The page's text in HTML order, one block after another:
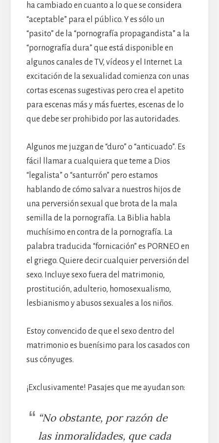
ha cambiado en cuanto a lo que se considera
“aceptable” para el público. Y es sólo un
“pasito” de la “pornografía propagandista” a la
“pornografía dura” que está disponible en
algunos canales de TV, vídeos y el Internet. La
excitación de la sexualidad comienza con unas
cortas escenas sugestivas pero crea el apetito
para escenas más y más fuertes, escenas de lo
que debe ser prohibido por las autoridades.
Algunos me juzgan de “duro” o “anticuado”. Es
fácil llamar a cualquiera que teme a Dios
“legalista” o “santurrón” pero estamos
hablando de cómo salvar a nuestros hijos de
una perversión sexual que brota de la mala
semilla de la pornografía. La Biblia habla
muchísimo en contra de la pornografía. La
palabra traducida “fornicación” es PORNEO en
el griego. Quiere decir cualquier perversión del
sexo. Incluye sexo fuera del matrimonio,
prostitución, adulterio, homosexualismo,
lesbianismo y abusos sexuales a los niños.
Estoy convencido de que el sexo dentro del
matrimonio es buenísimo para los casados con
sus cónyuges.
¡Exclusivamente! Pasajes que me ayudan son:
“No obstante, por razón de
las inmoralidades, que cada